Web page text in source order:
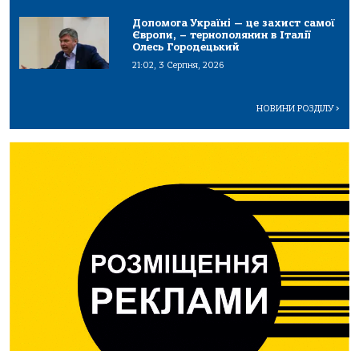
Допомога Україні — це захист самої
Європи, – тернополянин в Італії
Олесь Городецький
21:02, 3 Серпня, 2026
НОВИНИ РОЗДІЛУ>